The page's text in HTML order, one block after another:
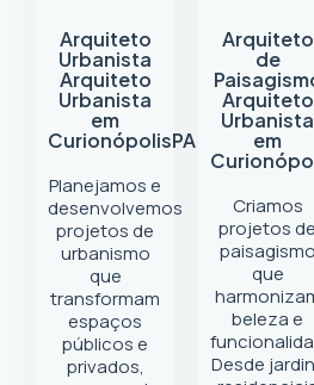
Arquiteto
Urbanista
Arquiteto
Urbanista
em
CurionópolisPA
Planejamos e
desenvolvemos
projetos de
urbanismo
que
transformam
espaços
públicos e
privados,
Arquiteto
de
Arquiteto
Urbanista
em
Criamos
projetos de
paisagismo
que
beleza e
Desde